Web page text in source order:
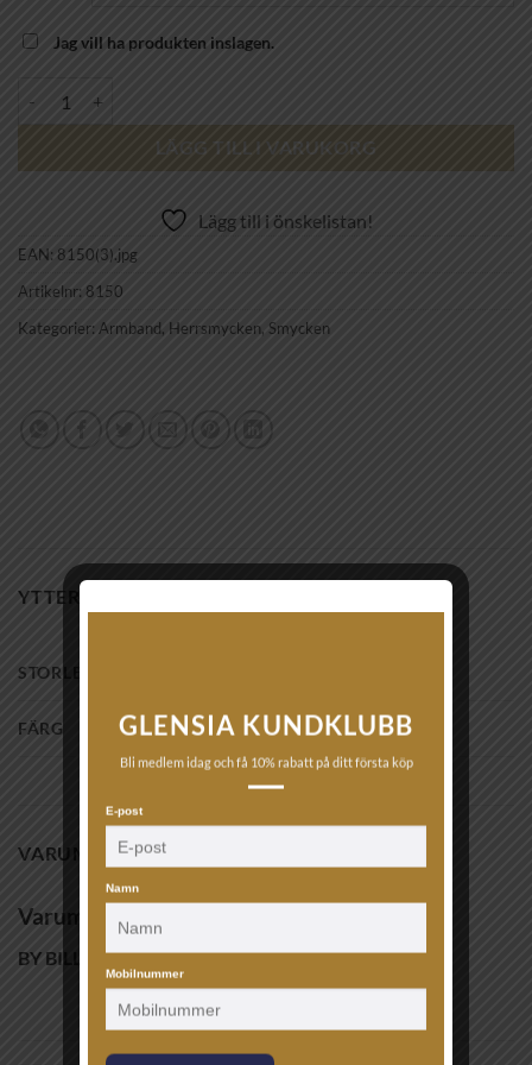
Jag vill ha produkten inslagen.
LÄGG TILL I VARUKORG
Lägg till i önskelistan!
EAN: 8150(3).jpg
Artikelnr: 8150
Kategorier: Armband, Herrsmycken, Smycken
YTTERLIGARE INFORMATION
STORLEK
FÄRG Svart
VARUMÄRKE
Varumärke
BY BILLGREN
GLENSIA KUNDKLUBB
Bli medlem idag och få 10% rabatt på ditt första köp
E-post
Namn
Mobilnummer